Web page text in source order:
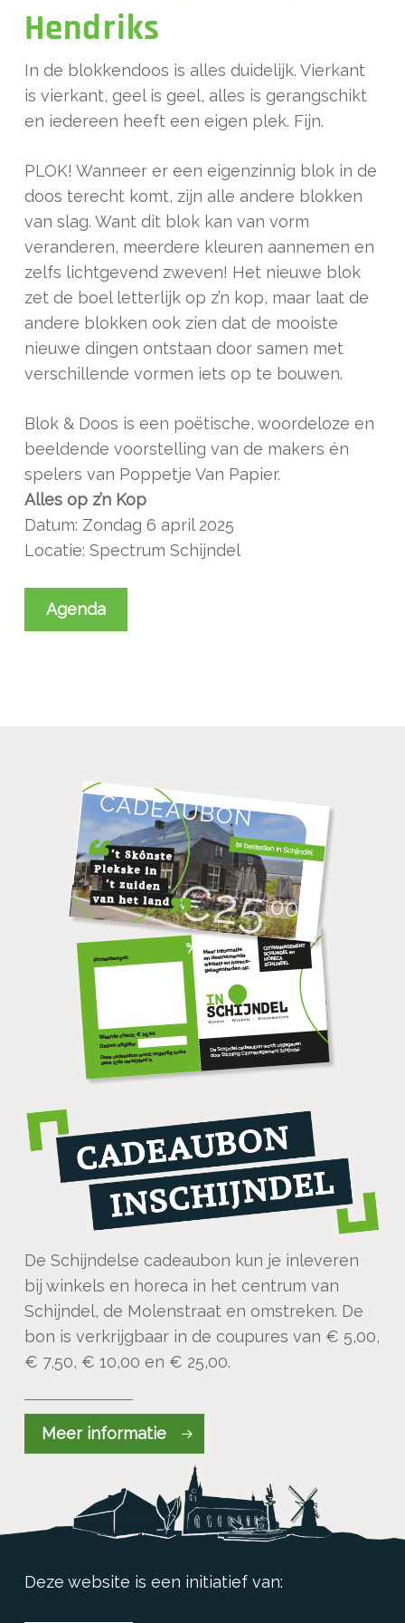
Hendriks
In de blokkendoos is alles duidelijk. Vierkant
is vierkant, geel is geel, alles is gerangschikt
en iedereen heeft een eigen plek. Fijn.
PLOK! Wanneer er een eigenzinnig blok in de
doos terecht komt, zijn alle andere blokken
van slag. Want dit blok kan van vorm
veranderen, meerdere kleuren aannemen en
zelfs lichtgevend zweven! Het nieuwe blok
zet de boel letterlijk op z’n kop, maar laat de
andere blokken ook zien dat de mooiste
nieuwe dingen ontstaan door samen met
verschillende vormen iets op te bouwen.
Blok & Doos is een poëtische, woordeloze en
beeldende voorstelling van de makers én
spelers van Poppetje Van Papier.
Alles op z’n Kop
Datum: Zondag 6 april 2025
Locatie: Spectrum Schijndel
Agenda
De Schijndelse cadeaubon kun je inleveren
bij winkels en horeca in het centrum van
Schijndel, de Molenstraat en omstreken. De
bon is verkrijgbaar in de coupures van € 5,00,
€ 7,50, € 10,00 en € 25,00.
Meer informatie
Deze website is een initiatief van: